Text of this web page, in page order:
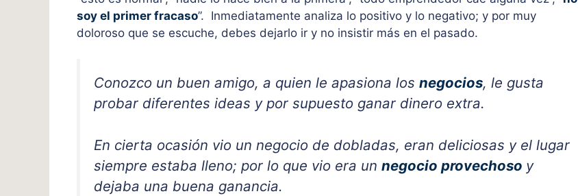
soy el primer fracaso”. Inmediatamente analiza lo positivo y lo negativo; y por muy
doloroso que se escuche, debes dejarlo ir y no insistir más en el pasado.
Conozco un buen amigo, a quien le apasiona los negocios, le gusta
probar diferentes ideas y por supuesto ganar dinero extra.
En cierta ocasión vio un negocio de dobladas, eran deliciosas y el lugar
siempre estaba lleno; por lo que vio era un negocio provechoso y
dejaba una buena ganancia.